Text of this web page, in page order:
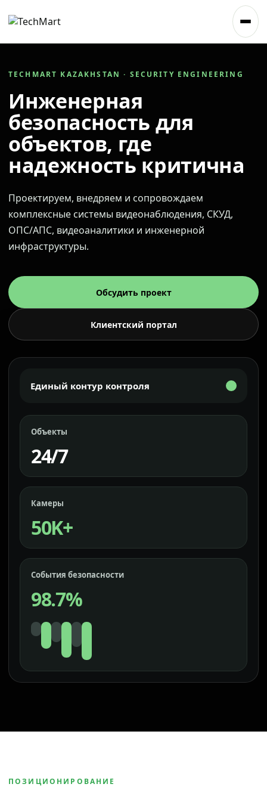
TECHMART KAZAKHSTAN · SECURITY ENGINEERING
Инженерная
безопасность для
объектов, где
надежность критична
Проектируем, внедряем и сопровождаем
комплексные системы видеонаблюдения, СКУД,
ОПС/АПС, видеоаналитики и инженерной
инфраструктуры.
Обсудить проект
Клиентский портал
Единый контур контроля
Объекты
24/7
Камеры
50K+
События безопасности
98.7%
ПОЗИЦИОНИРОВАНИЕ